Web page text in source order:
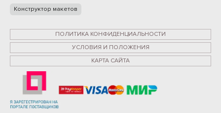
Конструктор макетов
ПОЛИТИКА КОНФИДЕНЦИАЛЬНОСТИ
УСЛОВИЯ И ПОЛОЖЕНИЯ
КАРТА САЙТА